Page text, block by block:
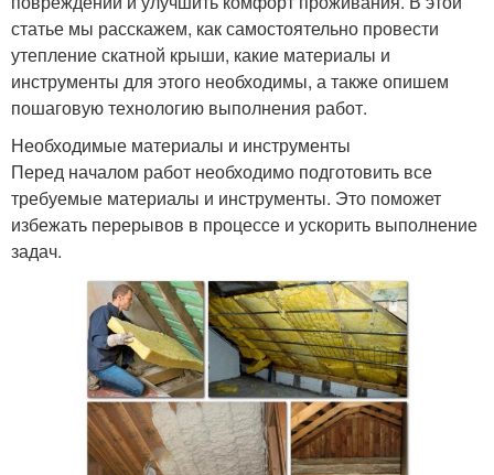
статье мы расскажем, как самостоятельно провести
утепление скатной крыши, какие материалы и
инструменты для этого необходимы, а также опишем
пошаговую технологию выполнения работ.
Необходимые материалы и инструменты
Перед началом работ необходимо подготовить все
требуемые материалы и инструменты. Это поможет
избежать перерывов в процессе и ускорить выполнение
задач.